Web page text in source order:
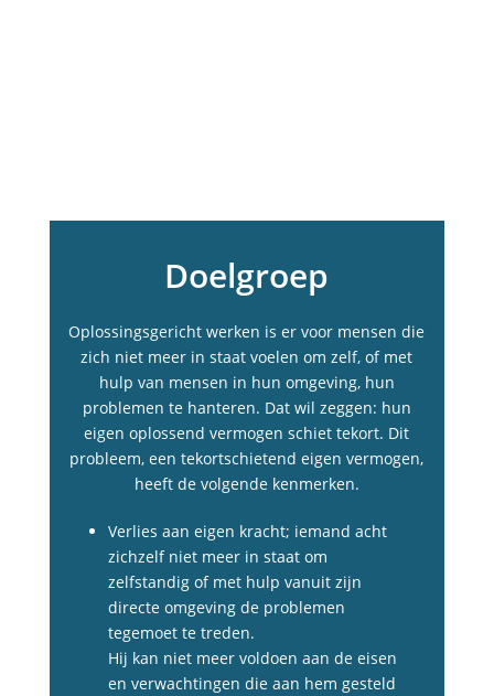
Doelgroep
Oplossingsgericht werken is er voor mensen die
zich niet meer in staat voelen om zelf, of met
hulp van mensen in hun omgeving, hun
problemen te hanteren. Dat wil zeggen: hun
eigen oplossend vermogen schiet tekort. Dit
probleem, een tekortschietend eigen vermogen,
heeft de volgende kenmerken.
Verlies aan eigen kracht; iemand acht
zichzelf niet meer in staat om
zelfstandig of met hulp vanuit zijn
directe omgeving de problemen
tegemoet te treden.
Hij kan niet meer voldoen aan de eisen
en verwachtingen die aan hem gesteld